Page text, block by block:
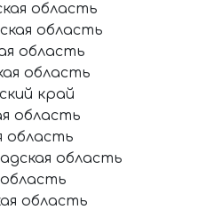
область
область
область
область
край
область
область
область
область
область